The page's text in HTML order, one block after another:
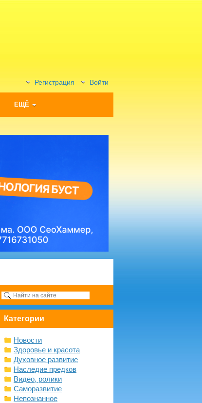
Регистрация Войти
ЕЩЁ
Категории
Новости
Здоровье и красота
Духовное развитие
Наследие предков
Видео, ролики
Саморазвитие
Непознанное